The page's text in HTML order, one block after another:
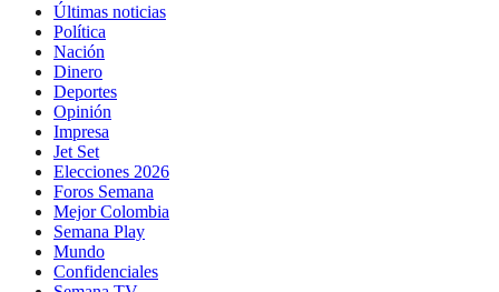
Últimas noticias
Política
Nación
Dinero
Deportes
Opinión
Impresa
Jet Set
Elecciones 2026
Foros Semana
Mejor Colombia
Semana Play
Mundo
Confidenciales